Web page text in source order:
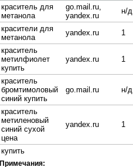
краситель для
метанола
go.mail.ru,
yandex.ru
н/д
красители для
метанола
yandex.ru
1
краситель
метилфиолет
купить
yandex.ru 1
краситель
бромтимоловый
синий купить
go.mail.ru н/д
краситель
метиленовый
синий сухой
цена
yandex.ru 1
купить
краситель для
Примечания: